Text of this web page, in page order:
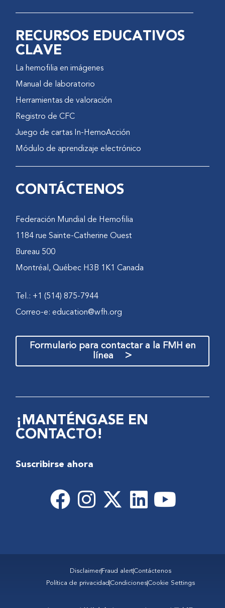
RECURSOS EDUCATIVOS
CLAVE
La hemofilia en imágenes
Manual de laboratorio
Herramientas de valoración
Registro de CFC
Juego de cartas In-HemoAcción
Módulo de aprendizaje electrónico
CONTÁCTENOS
Federación Mundial de Hemofilia
1184 rue Sainte-Catherine Ouest
Bureau 500
Montréal, Québec H3B 1K1 Canada
Tel.: +1 (514) 875-7944
Correo-e:education@wfh.org
Formulario para contactar a la FMH en
línea
>
¡MANTÉNGASE EN
CONTACTO!
Suscribirse ahora
Disclaimer Fraud alertContáctenos
Política de privacidad CondicionesCookie Settings